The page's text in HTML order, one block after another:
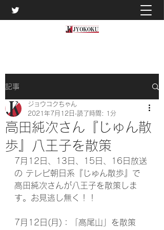
記事
高田純次さん『じゅん散
歩』八王子を散策
ジョウコクちゃん
2021年7月12日 読了時間: 1分
7月12日、13日、15日、16日放送
の テレビ朝日系『じゅん散歩』で
高田純次さんが八王子を散策しま
す。お見逃し無く！！
7月12日(月)：「高尾山」を散策